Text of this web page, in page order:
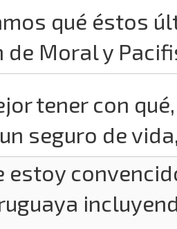
qué éstos
de Moral y
tener con
seguro de
estoy